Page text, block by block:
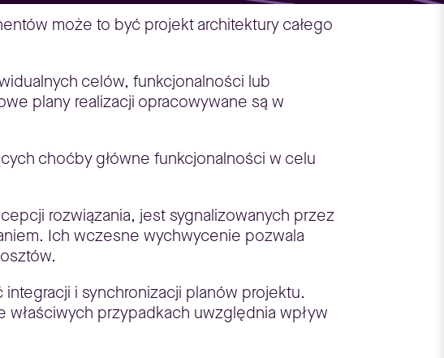
może to być projekt architektury całego
celów, funkcjonalności lub
plany realizacji opracowywane są w
choćby główne funkcjonalności w celu
rozwiązania, jest sygnalizowanych przez
Ich wczesne wychwycenie pozwala
i synchronizacji planów projektu.
przypadkach uwzględnia wpływ